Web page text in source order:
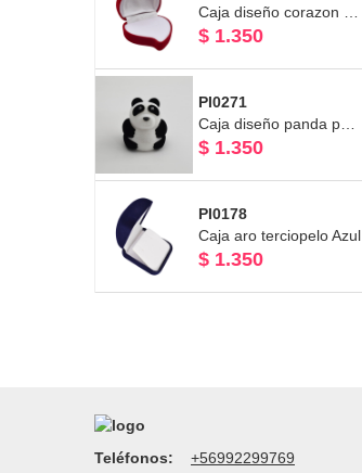
$ 1.350
PI0271
$ 1.350
PI0178
Caja aro terciopelo Azul
$ 1.350
Teléfonos:
+56992299769